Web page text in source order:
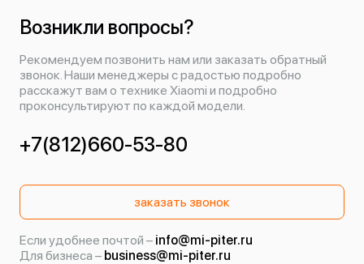
Возникли вопросы?
Рекомендуем позвонить нам или заказать обратный
звонок. Наши менеджеры с радостью подробно
расскажут вам о технике Xiaomi и подробно
проконсультируют по каждой модели.
+7(812)660-53-80
заказать звонок
Если удобнее почтой – info@mi-piter.ru
Для бизнеса – business@mi-piter.ru